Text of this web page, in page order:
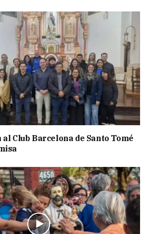
Club Barcelona de Santo Tomé